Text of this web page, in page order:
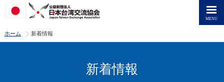
ホーム >
新着情報
新着情報